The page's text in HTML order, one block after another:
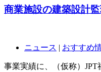
商業施設の建築設計監
ニュース | おすすめ
事業実績に、（仮称）